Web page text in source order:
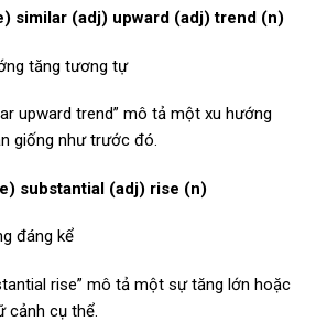
similar (adj) upward (adj) trend (n)
tăng tương tự
upward trend” mô tả một xu hướng
giống như trước đó.
substantial (adj) rise (n)
đáng kể
rise” mô tả một sự tăng lớn hoặc
cảnh cụ thể.